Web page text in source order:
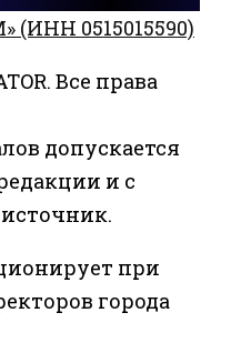
(ИНН 0515015590)
Все права
допускается
и с
при
города